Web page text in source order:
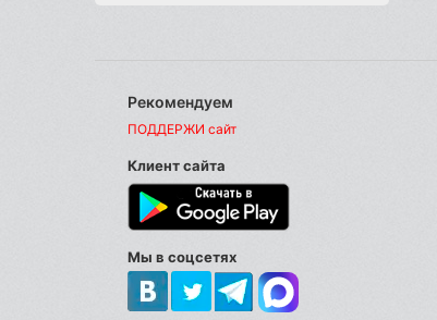
Рекомендуем
ПОДДЕРЖИ сайт
Клиент сайта
Мы в соцсетях